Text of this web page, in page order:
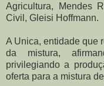
Agricultura, Mendes
Civil, Gleisi Hoffmann.
A Unica, entidade que
da mistura,
privilegiando a
oferta para a mistura